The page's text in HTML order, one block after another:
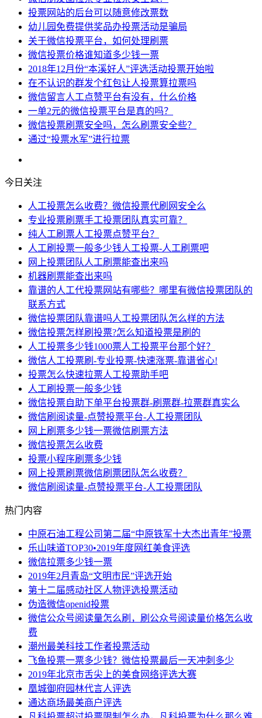
投票网站的后台可以随意修改票数
幼儿园免费提供奖品办投票活动是骗局
关于微信投票平台，如何处理刷票
微信投票价格谁知道多少钱一票
2018年12月份“本溪好人”评选活动投票开始啦
在不认识的群发个红包让人投票算拉票吗
微信留言人工点赞平台有没有，什么价格
一单2元的微信投票平台是真的吗？
微信投票刷票安全吗，怎么刷票安全些？
通过“投票水军”进行拉票
今日关注
人工投票怎么收费？微信投票代刷网安全么
专业投票刷票手工投票团队真实可靠？
纯人工刷票人工投票点赞平台？
人工刷投票一般多少钱人工投票-人工刷票吧
网上投票团队人工刷票能查出来吗
机器刷票能查出来吗
靠谱的人工代投票网站有哪些？哪里有微信投票团队的
联系方式
微信投票团队靠谱吗人工投票团队怎么样的方法
微信投票怎样刷投票?怎么知道投票是刷的
人工投票多少钱1000票人工投票平台那个好？
微信人工投票刷-专业投票-快速涨票-靠谱省心!
投票怎么快速拉票人工投票助手吧
人工刷投票一般多少钱
微信投票自助下单平台投票群-刷票群-拉票群真实么
微信刷阅读量-点赞投票平台-人工投票团队
网上刷票多少钱一票微信刷票方法
微信投票怎么收费
投票小程序刷票多少钱
网上投票刷票微信刷票团队怎么收费？
微信刷阅读量-点赞投票平台-人工投票团队
热门内容
中原石油工程公司第二届“中原铁军十大杰出青年”投票
乐山味道TOP30•2019年度网红美食评选
微信拉票多少钱一票
2019年2月青岛“文明市民”评选开始
第十二届感动社区人物评选投票活动
伪造微信openid投票
微信公众号阅读量怎么刷，刷公众号阅读量价格怎么收
费
潮州最美科技工作者投票活动
飞鱼投票一票多少钱？微信投票最后一天冲刺多少
2019年北京市舌尖上的美食网络评选大赛
凰城御府园林代言人评选
通达商场最美商户评选